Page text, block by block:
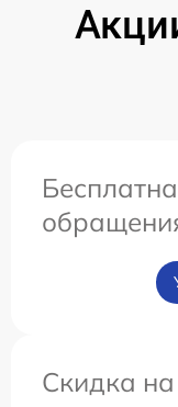
Скидка